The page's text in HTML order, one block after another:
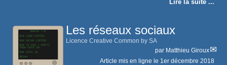
Lire la suite ...
Les réseaux sociaux
Licence Creative Common by SA
par Matthieu Giroux
Article mis en ligne le 1er décembre 2018